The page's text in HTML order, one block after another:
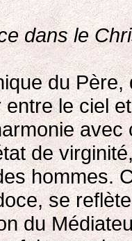
dans le
du Père,
le ciel
de
hommes.
se
du